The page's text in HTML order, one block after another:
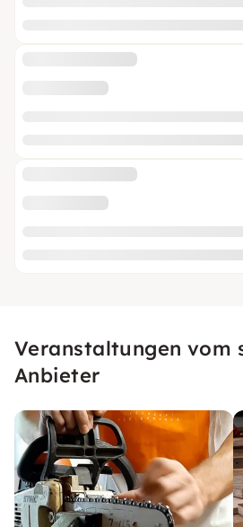
Veranstaltungen vom
Anbieter